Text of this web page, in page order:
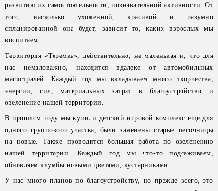
развитию их самостоятельности, познавательной активности. От
того, насколько ухоженной, красивой и разумно
спланированной она будет, зависит то, каких взрослых мы
воспитаем.
Территория «Теремка», действительно, не маленькая и, что для
нас немаловажно, находится вдалеке от автомобильных
магистралей. Каждый год мы вкладываем много творчества,
энергии, сил, материальных затрат в благоустройство и
озеленение нашей территории.
В прошлом году мы купили детский игровой комплекс еще для
одного группового участка, были заменены старые песочницы
на новые. Также проводится большая работа по озеленению
нашей территории. Каждый год мы что-то подсаживаем,
обновляем клумбы новыми цветами, кустарниками.
У нас много планов по благоустройству, но прежде всего, это